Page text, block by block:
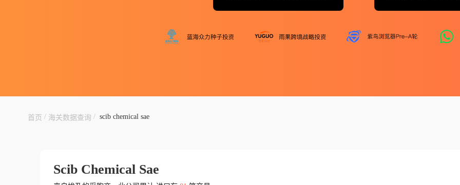
首页 / 海关数据查询 / scib chemical sae
Scib Chemical Sae